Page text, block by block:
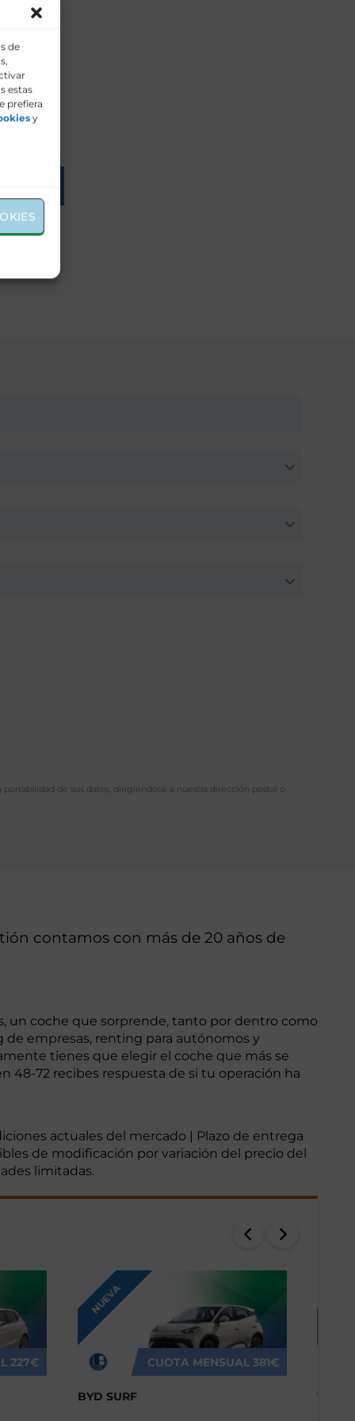
de
estas
prefiera
y
de sus datos, dirigiéndose a nuestra dirección postal o
contamos con más de 20 años de
un coche que sorprende, tanto por dentro como
empresas, renting para autónomos y
tienes que elegir el coche que más se
48-72 recibes respuesta de si tu operación ha
actuales del mercado | Plazo de entrega
de modificación por variación del precio del
limitadas.
227€
NUEVA
CUOTA MENSUAL 381€
BYD SURF